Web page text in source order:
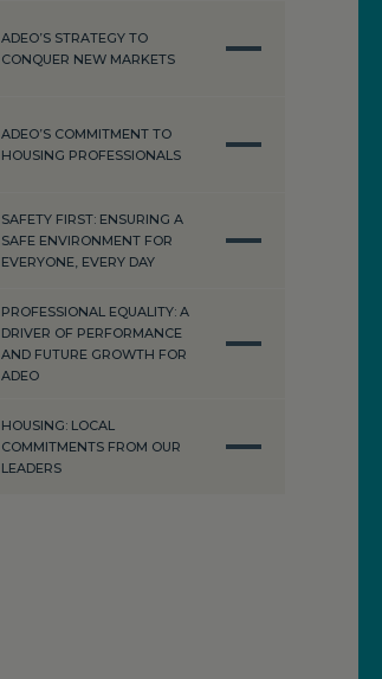
ADEO’S STRATEGY TO
CONQUER NEW MARKETS
ADEO’S COMMITMENT TO
HOUSING PROFESSIONALS
SAFETY FIRST: ENSURING A
SAFE ENVIRONMENT FOR
EVERYONE, EVERY DAY
PROFESSIONAL EQUALITY: A
DRIVER OF PERFORMANCE
AND FUTURE GROWTH FOR
ADEO
HOUSING: LOCAL
COMMITMENTS FROM OUR
LEADERS